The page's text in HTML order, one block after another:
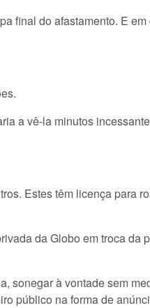
final do afastamento. E
a vê-la minutos
Estes têm licença para
da Globo em troca da
sonegar à vontade sem
público na forma de